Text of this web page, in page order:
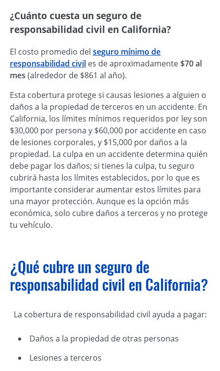
¿Cuánto cuesta un seguro de
responsabilidad civil en California?
El costo promedio del seguro mínimo de
responsabilidad civil es de aproximadamente$70 al
mes (alrededor de $861 al año).
Esta cobertura protege si causas lesiones a alguien o
daños a la propiedad de terceros en un accidente. En
California, los límites mínimos requeridos por ley son
$30,000 por persona y $60,000 por accidente en caso
de lesiones corporales, y $15,000 por daños a la
propiedad. La culpa en un accidente determina quién
debe pagar los daños; si tienes la culpa, tu seguro
cubrirá hasta los límites establecidos, por lo que es
importante considerar aumentar estos límites para
una mayor protección. Aunque es la opción más
económica, solo cubre daños a terceros y no protege
tu vehículo.
¿Qué cubre un seguro de
responsabilidad civil en California?
La cobertura de responsabilidad civil ayuda a pagar:
Daños a la propiedad de otras personas
Lesiones a terceros